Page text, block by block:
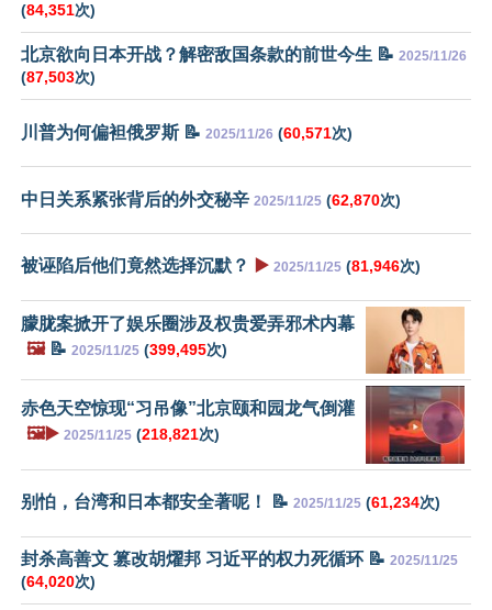
(84,351次)
北京欲向日本开战？解密敌国条款的前世今生 📝 2025/11/26
(87,503次)
川普为何偏袒俄罗斯 📝 2025/11/26 (60,571次)
中日关系紧张背后的外交秘辛 2025/11/25 (62,870次)
被诬陷后他们竟然选择沉默？ ▶️ 2025/11/25 (81,946次)
朦胧案掀开了娱乐圈涉及权贵爱弄邪术内幕
🖼️📝 2025/11/25 (399,495次)
赤色天空惊现“习吊像”北京颐和园龙气倒灌
🖼️▶️ 2025/11/25 (218,821次)
别怕，台湾和日本都安全著呢！ 📝 2025/11/25 (61,234次)
封杀高善文 篡改胡燿邦 习近平的权力死循环 📝 2025/11/25
(64,020次)